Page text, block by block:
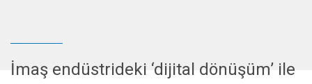
İmaş endüstrideki ‘dijital dönüşüm’ ile